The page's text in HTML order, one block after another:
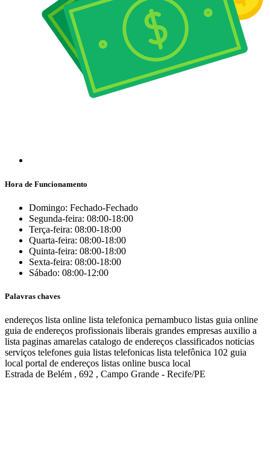
Hora de Funcionamento
Domingo: Fechado-Fechado
Segunda-feira: 08:00-18:00
Terça-feira: 08:00-18:00
Quarta-feira: 08:00-18:00
Quinta-feira: 08:00-18:00
Sexta-feira: 08:00-18:00
Sábado: 08:00-12:00
Palavras chaves
endereços lista online lista telefonica pernambuco listas guia online
guia de endereços profissionais liberais grandes empresas auxilio a
lista paginas amarelas catalogo de endereços classificados noticias
serviços telefones guia listas telefonicas lista telefônica 102 guia
local portal de endereços listas online busca local
Estrada de Belém , 692 , Campo Grande - Recife/PE